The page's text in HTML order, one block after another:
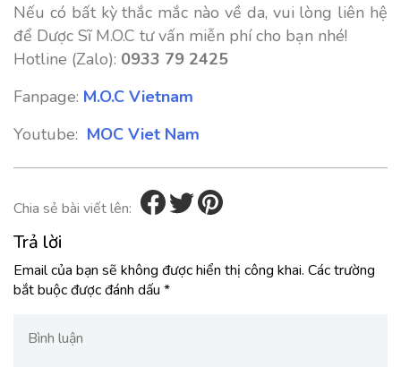
Nếu có bất kỳ thắc mắc nào về da, vui lòng liên hệ
để Dược Sĩ M.O.C tư vấn miễn phí cho bạn nhé!
Hotline (Zalo): 0933 79 2425
Fanpage: M.O.C Vietnam
Youtube: MOC Viet Nam
Chia sẻ bài viết lên:
Trả lời
Email của bạn sẽ không được hiển thị công khai. Các trường
bắt buộc được đánh dấu *